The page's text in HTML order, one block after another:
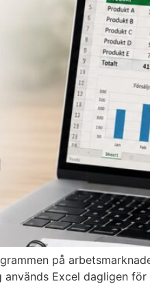
på
Excel dagligen